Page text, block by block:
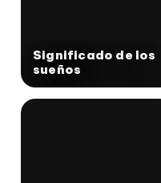
Significado de los
sueños